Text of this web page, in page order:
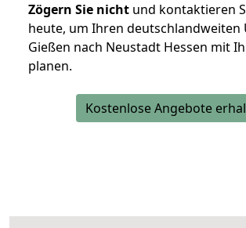
Zögern Sie nicht und kontaktieren
heute, um Ihren deutschlandweiten
Gießen nach Neustadt Hessen mit
planen.
Kostenlose Angebote